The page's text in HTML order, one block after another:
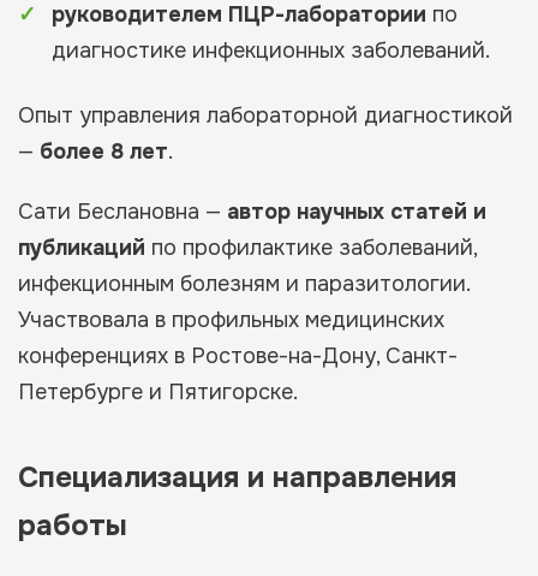
руководителем ПЦР-лаборатории по
диагностике инфекционных заболеваний.
Опыт управления лабораторной диагностикой
— более 8 лет.
Сати Беслановна — автор научных статей и
публикаций по профилактике заболеваний,
инфекционным болезням и паразитологии.
Участвовала в профильных медицинских
конференциях в Ростове-на-Дону, Санкт-
Петербурге и Пятигорске.
Специализация и направления
работы